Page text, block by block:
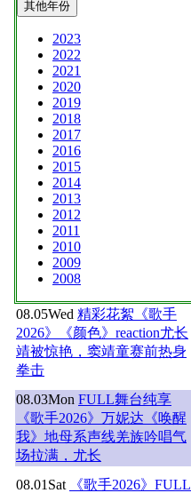
其他年份
2023
2022
2021
2020
2019
2018
2017
2016
2015
2014
2013
2012
2011
2010
2009
2008
08.05Wed 精彩花絮《歌手
2026》《颜色》reaction尤长
靖被惊艳，窦靖童赛前热身
拳击
08.03Mon FULL舞台纯享
《歌手2026》万妮达《唤醒
我》地母系声线羌族吟唱气
场拉满，尤长
08.01 Sat
《歌手2026》FULL